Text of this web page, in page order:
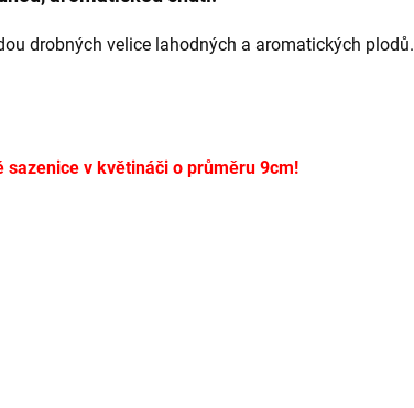
drobných velice lahodných a aromatických plodů.
v květináči o průměru 9cm!